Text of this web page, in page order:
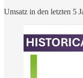
Umsatz in den letzten 5